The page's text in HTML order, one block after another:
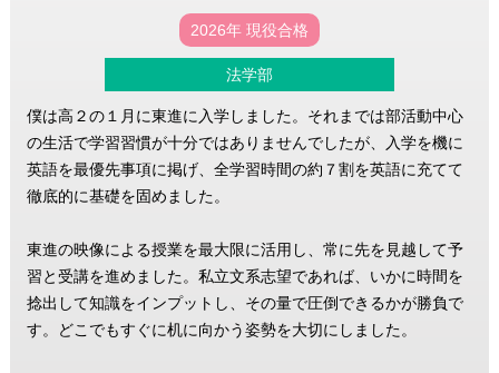
2026年 現役合格
法学部
僕は高２の１月に東進に入学しました。それまでは部活動中心
の生活で学習習慣が十分ではありませんでしたが、入学を機に
英語を最優先事項に掲げ、全学習時間の約７割を英語に充てて
徹底的に基礎を固めました。
東進の映像による授業を最大限に活用し、常に先を見越して予
習と受講を進めました。私立文系志望であれば、いかに時間を
捻出して知識をインプットし、その量で圧倒できるかが勝負で
す。どこでもすぐに机に向かう姿勢を大切にしました。